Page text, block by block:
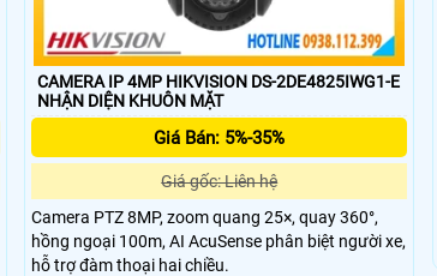
CAMERA IP 4MP HIKVISION DS-2DE4825IWG1-E
NHẬN DIỆN KHUÔN MẶT
Giá Bán: 5%-35%
Giá gốc: Liên hệ
Camera PTZ 8MP, zoom quang 25×, quay 360°,
hồng ngoại 100m, AI AcuSense phân biệt người xe,
hỗ trợ đàm thoại hai chiều.